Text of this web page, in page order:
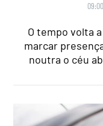
O tempo volta
marcar
noutra o céu